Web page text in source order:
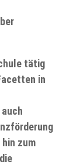
tätig
in
zum